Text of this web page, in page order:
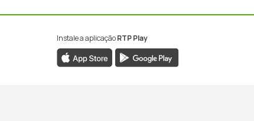
Instale a aplicaçãoRTP Play